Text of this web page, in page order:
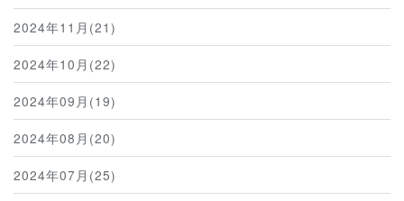
2024年11月(21)
2024年10月(22)
2024年09月(19)
2024年08月(20)
2024年07月(25)